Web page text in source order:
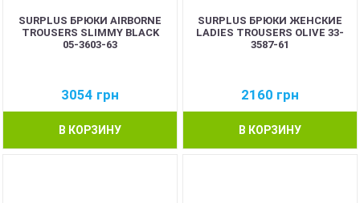
SURPLUS БРЮКИ AIRBORNE
TROUSERS SLIMMY BLACK
05-3603-63
3054 грн
В КОРЗИНУ
SURPLUS БРЮКИ ЖЕНСКИЕ
LADIES TROUSERS OLIVE 33-
3587-61
2160 грн
В КОРЗИНУ